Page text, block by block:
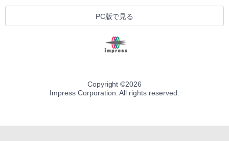
PC版で見る
Copyright ©2026
Impress Corporation. All rights reserved.